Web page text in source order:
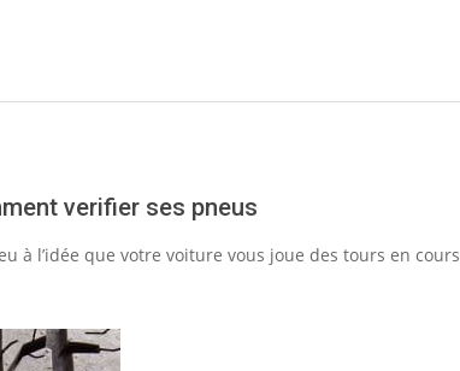
verifier ses pneus
à l’idée que votre voiture vous joue des tours en cours